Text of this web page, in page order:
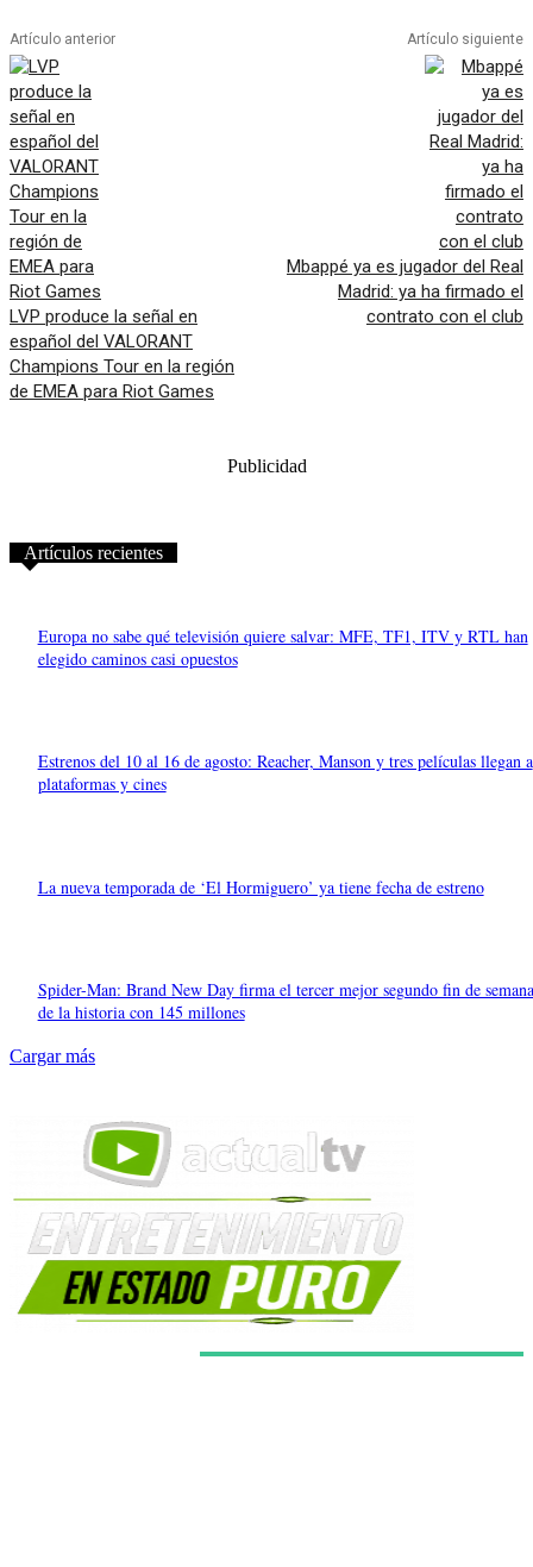
Artículo anterior
LVP produce la señal en
español del VALORANT
Champions Tour en la región
de EMEA para Riot Games
Artículo siguiente
Mbappé ya es jugador del Real
Madrid: ya ha firmado el
contrato con el club
Publicidad
Artículos recientes
Europa no sabe qué televisión quiere salvar: MFE, TF1, ITV y RTL han
elegido caminos casi opuestos
Estrenos del 10 al 16 de agosto: Reacher, Manson y tres películas llegan a
plataformas y cines
La nueva temporada de ‘El Hormiguero’ ya tiene fecha de estreno
Spider-Man: Brand New Day firma el tercer mejor segundo fin de semana
de la historia con 145 millones
Cargar más